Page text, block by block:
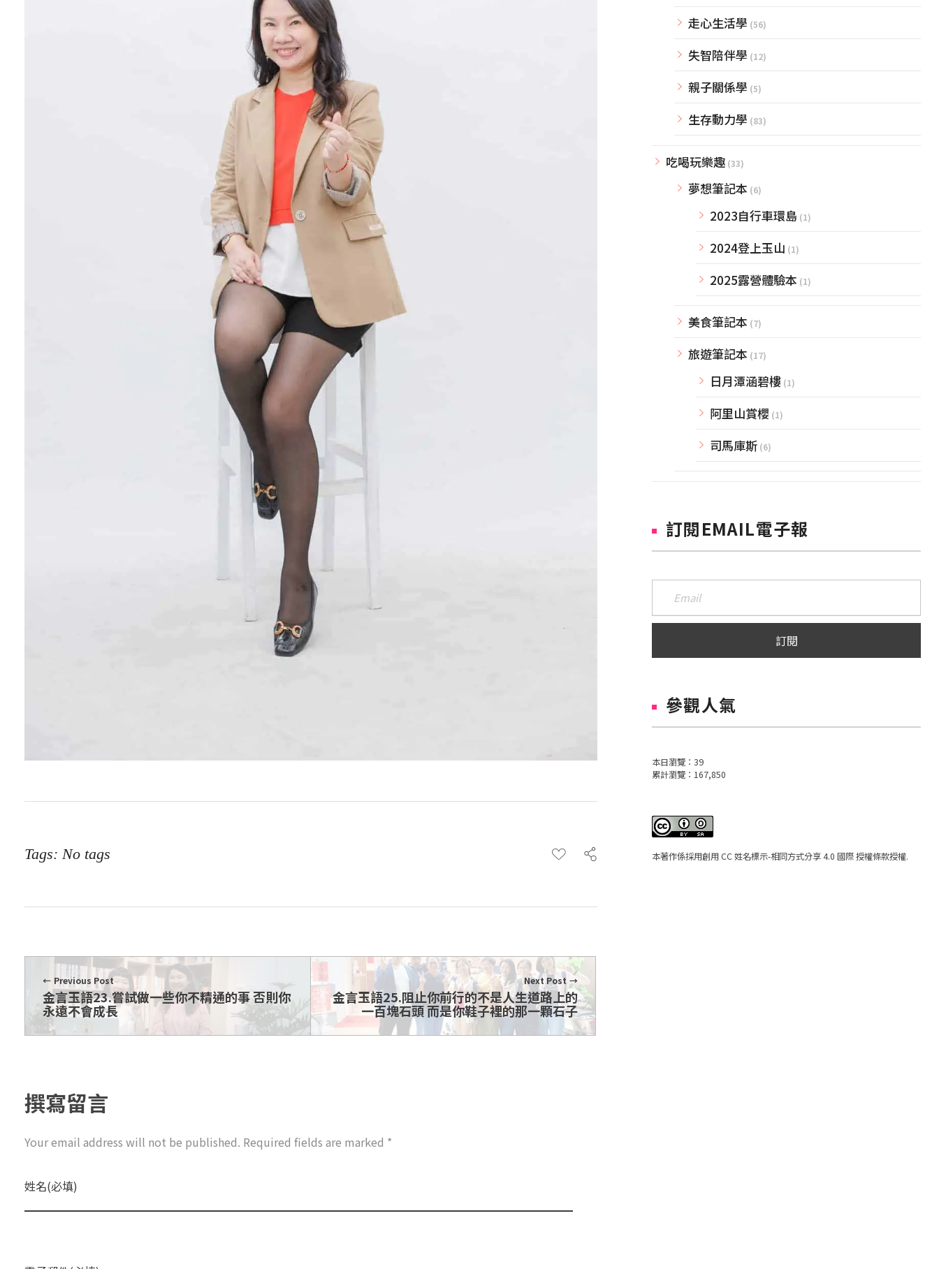
Tags: No tags
Previous Post
金言玉語23.嘗試做一些你不精通的事 否則你
永遠不會成長
Next Post
金言玉語25.阻止你前行的不是人生道路上的
一百塊石頭 而是你鞋子裡的那一顆石子
撰寫留言
Your email address will not be published. Required fields are marked *
姓名(必填)
走心生活學 (56)
失智陪伴學 (12)
親子關係學 (5)
生存動力學 (83)
吃喝玩樂趣 (33)
夢想筆記本 (6)
2023自行車環島 (1)
2024登上玉山 (1)
2025露營體驗本 (1)
美食筆記本 (7)
旅遊筆記本 (17)
日月潭涵碧樓 (1)
阿里山賞櫻 (1)
司馬庫斯 (6)
訂閱EMAIL電子報
參觀人氣
本日瀏覽：39
累計瀏覽：167,850
本著作係採用創用 CC 姓名標示-相同方式分享 4.0 國際 授權條款授權.